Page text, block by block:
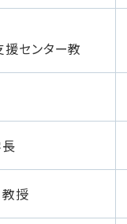
援センター教
授